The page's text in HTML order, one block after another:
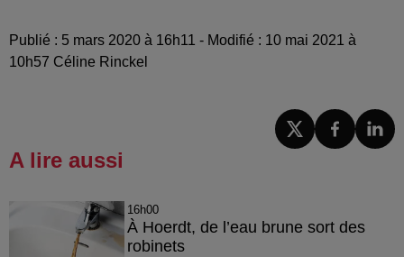
Publié : 5 mars 2020 à 16h11 - Modifié : 10 mai 2021 à
10h57 Céline Rinckel
A lire aussi
16h00
À Hoerdt, de l’eau brune sort des
robinets